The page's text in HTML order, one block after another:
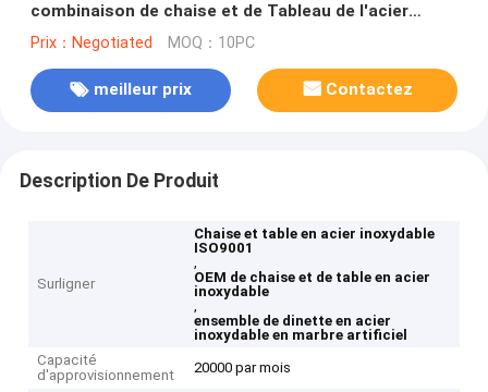
combinaison de chaise et de Tableau de l'acier
inoxydable ISO9001
Prix：Negotiated MOQ：10PC
meilleur prix Contactez
Description De Produit
Surligner
Chaise et table en acier inoxydable
ISO9001
,
OEM de chaise et de table en acier
inoxydable
,
ensemble de dinette en acier
inoxydable en marbre artificiel
Capacité
d'approvisionnement
20000 par mois